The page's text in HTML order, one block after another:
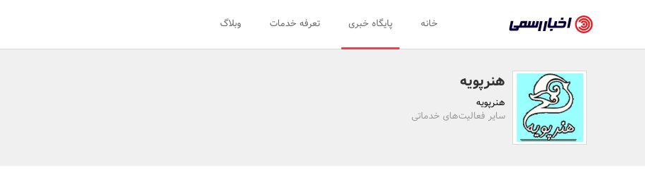
رسمی
اخبار
تایید
خانه پایگاه خبری تعرفه خدمات وبلاگ
هنرپویه
هنرپویه
سایر فعالیت‌های خدماتی